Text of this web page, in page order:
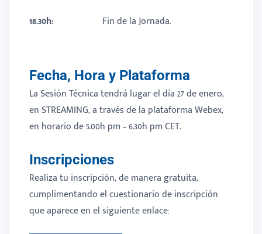
18.30h:
Fin de la Jornada.
Fecha, Hora y Plataforma
La Sesión Técnica tendrá lugar el día 27 de enero,
en STREAMING, a través de la plataforma Webex,
en horario de 5.00h pm – 6.30h pm CET.
Inscripciones
Realiza tu inscripción, de manera gratuita,
cumplimentando el cuestionario de inscripción
que aparece en el siguiente enlace: